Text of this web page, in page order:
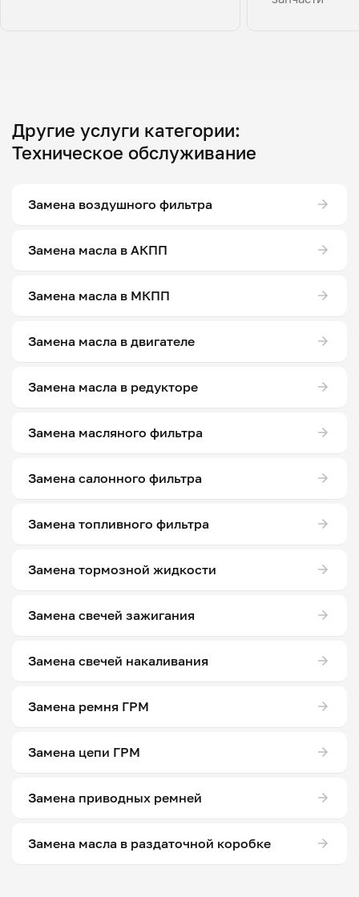
Другие услуги категории:
Техническое обслуживание
Замена воздушного фильтра
Замена масла в АКПП
Замена масла в МКПП
Замена масла в двигателе
Замена масла в редукторе
Замена масляного фильтра
Замена салонного фильтра
Замена топливного фильтра
Замена тормозной жидкости
Замена свечей зажигания
Замена свечей накаливания
Замена ремня ГРМ
Замена цепи ГРМ
Замена приводных ремней
Замена масла в раздаточной коробке